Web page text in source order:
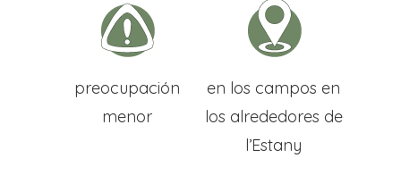
preocupación
menor
en los campos en
los alrededores de
l’Estany